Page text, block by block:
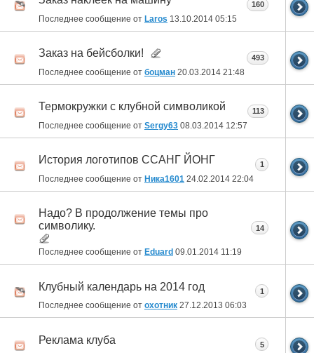
Последнее сообщение от Laros 13.10.2014 05:15
160
Заказ на бейсболки!
Последнее сообщение от боцман 20.03.2014 21:48
493
Термокружки с клубной символикой
Последнее сообщение от Sergy63 08.03.2014 12:57
113
История логотипов ССАНГ ЙОНГ
Последнее сообщение от Ника1601 24.02.2014 22:04
1
Надо? В продолжение темы про
символику.
Последнее сообщение от Eduard 09.01.2014 11:19
14
Клубный календарь на 2014 год
Последнее сообщение от охотник 27.12.2013 06:03
1
Реклама клуба 5